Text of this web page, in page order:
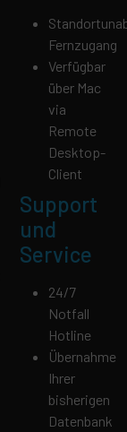
Fernzugang
Verfügbar
über Mac
via
Remote
Desktop-
Client
Support
und
Service
24/7
Notfall
Hotline
Übernahme
Ihrer
bisherigen
Datenbank